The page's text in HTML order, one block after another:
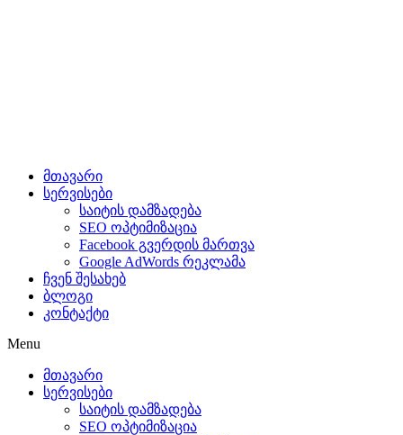
მთავარი
სერვისები
საიტის დამზადება
SEO ოპტიმიზაცია
Facebook გვერდის მართვა
Google AdWords რეკლამა
ჩვენ შესახებ
ბლოგი
კონტაქტი
Menu
მთავარი
სერვისები
საიტის დამზადება
SEO ოპტიმიზაცია